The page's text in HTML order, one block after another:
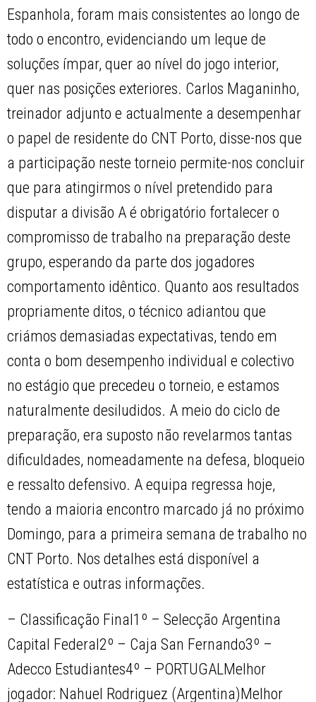
Espanhola, foram mais consistentes ao longo de
todo o encontro, evidenciando um leque de
soluções ímpar, quer ao nível do jogo interior,
quer nas posições exteriores. Carlos Maganinho,
treinador adjunto e actualmente a desempenhar
o papel de residente do CNT Porto, disse-nos que
a participação neste torneio permite-nos concluir
que para atingirmos o nível pretendido para
disputar a divisão A é obrigatório fortalecer o
compromisso de trabalho na preparação deste
grupo, esperando da parte dos jogadores
comportamento idêntico. Quanto aos resultados
propriamente ditos, o técnico adiantou que
criámos demasiadas expectativas, tendo em
conta o bom desempenho individual e colectivo
no estágio que precedeu o torneio, e estamos
naturalmente desiludidos. A meio do ciclo de
preparação, era suposto não revelarmos tantas
dificuldades, nomeadamente na defesa, bloqueio
e ressalto defensivo. A equipa regressa hoje,
tendo a maioria encontro marcado já no próximo
Domingo, para a primeira semana de trabalho no
CNT Porto. Nos detalhes está disponível a
estatística e outras informações.
– Classificação Final1º – Selecção Argentina
Capital Federal2º – Caja San Fernando3º –
Adecco Estudiantes4º – PORTUGALMelhor
jogador: Nahuel Rodriguez (Argentina)Melhor